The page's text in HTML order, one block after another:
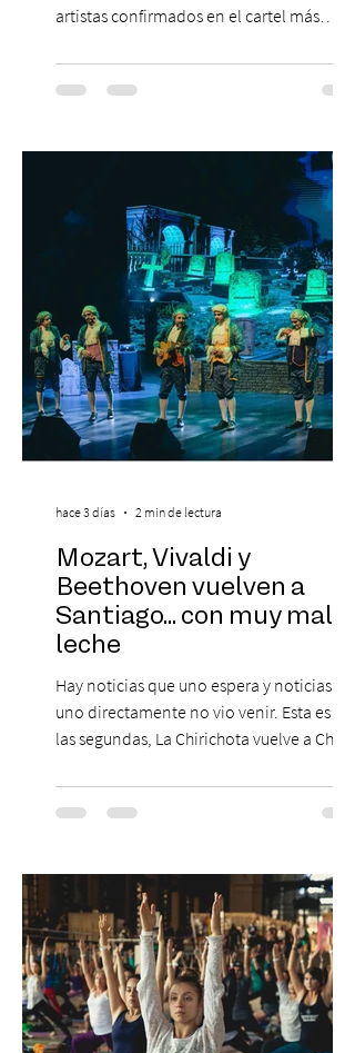
artistas confirmados en el cartel más
Chile. 14 y 15 de noviembre de 2026, Club
Hípico de Santiago. Últimos Weekend
con venta a través de Puntoticket.com
Creamfields Chile, el festival de música
electrónica más importante del país,
revela oficialmente el Lineup de su edición
2026. Calvin Harris, Boris Bre
Mozart, Vivaldi y
Beethoven vuelven a
Santiago... con muy mala
leche
Hay noticias que uno espera y noticias que
uno directamente no vio venir. Esta es de
las segundas, La Chirichota vuelve a Chile.
Después de agotar entradas en su primer
paso por Santiago en 2025, el grupo
retorna al Teatro Estudio 13 con dos
funciones, el 14 y 15 de agosto de 2026,
para que nadie se quede con las ganas (de
nuevo). Llegan con la confianza de quien
ha hecho sold-out en Colombia, Miami,
hace 3 días 2 min de lectura